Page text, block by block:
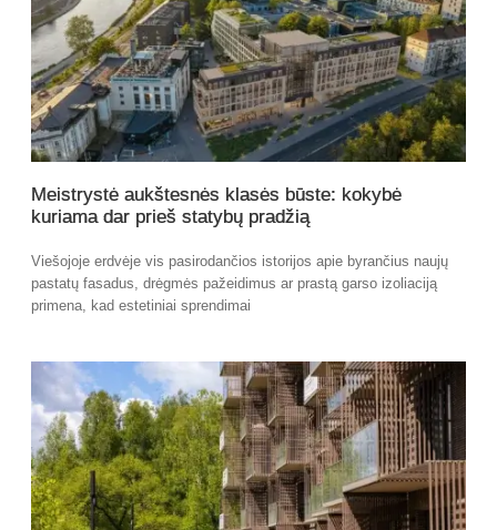
Meistrystė aukštesnės klasės būste: kokybė
kuriama dar prieš statybų pradžią
Viešojoje erdvėje vis pasirodančios istorijos apie byrančius naujų
pastatų fasadus, drėgmės pažeidimus ar prastą garso izoliaciją
primena, kad estetiniai sprendimai